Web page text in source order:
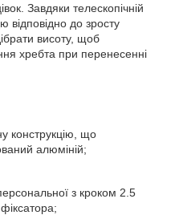
Завдяки телескопічній
відповідно до зросту
висоту, щоб
хребта при перенесенні
конструкцію, що
алюміній;
з кроком 2.5